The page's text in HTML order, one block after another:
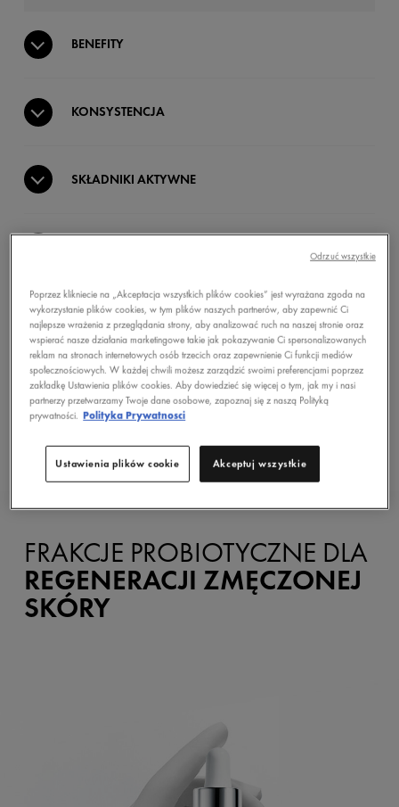
BENEFITY
KONSYSTENCJA
SKŁADNIKI AKTYWNE
SPOSÓB UŻYCIA
SKŁAD
FRAKCJE PROBIOTYCZNE DLA
REGENERACJI ZMĘCZONEJ
SKÓRY
Poprzez klikniecie na „Akceptacja wszystkich plików cookies” jest wyrażana zgoda na
wykorzystanie plików cookies, w tym plików naszych partnerów, aby zapewnić Ci
najlepsze wrażenia z przeglądania strony, aby analizować ruch na naszej stronie oraz
wspierać nasze działania marketingowe takie jak pokazywanie Ci spersonalizowanych
reklam na stronach internetowych osób trzecich oraz zapewnienie Ci funkcji mediów
społecznościowych. W każdej chwili możesz zarządzić swoimi preferencjami poprzez
zakładkę Ustawienia plików cookies. Aby dowiedzieć się więcej o tym, jak my i nasi
partnerzy przetwarzamy Twoje dane osobowe, zapoznaj się z naszą Polityką
prywatności. Polityka Prywatnosci
Ustawienia plików cookie Akceptuj wszystkie
Odrzuć wszystkie